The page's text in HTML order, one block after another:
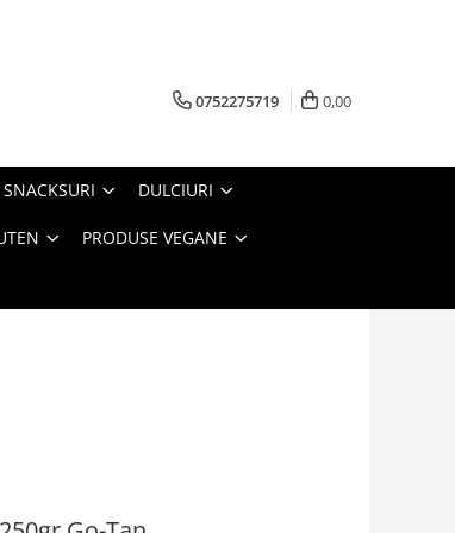
0752275719 0,00
SNACKSURI DULCIURI
PRODUSE VEGANE